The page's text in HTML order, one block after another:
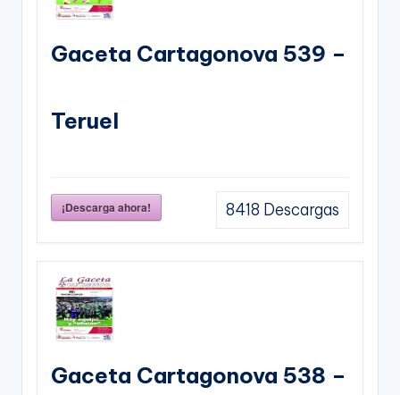
Gaceta Cartagonova 539 –
Teruel
¡Descarga ahora! 8418 Descargas
Gaceta Cartagonova 538 –